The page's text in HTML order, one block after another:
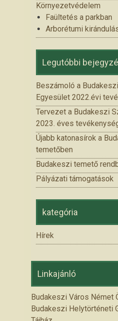
Környezetvédelem
Faültetés a parkban
Arborétumi
Legutóbbi
Beszámoló a
Egyesület 2022.évi
Tervezet a Budakeszi
2023. éves
Újabb katonasírok a
temetőben
Budakeszi temető
Pályázati támogatások
kategória
Hírek
Linkajánló
Budakeszi Város Német
Budakeszi Helytörténeti